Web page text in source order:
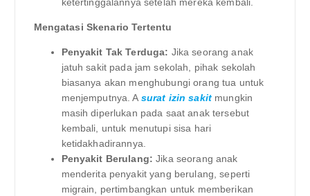
Mengatasi Skenario Tertentu
Penyakit Tak Terduga: Jika seorang anak
jatuh sakit pada jam sekolah, pihak sekolah
biasanya akan menghubungi orang tua untuk
menjemputnya. A surat izin sakit mungkin
masih diperlukan pada saat anak tersebut
kembali, untuk menutupi sisa hari
ketidakhadirannya.
Penyakit Berulang: Jika seorang anak
menderita penyakit yang berulang, seperti
migrain, pertimbangkan untuk memberikan